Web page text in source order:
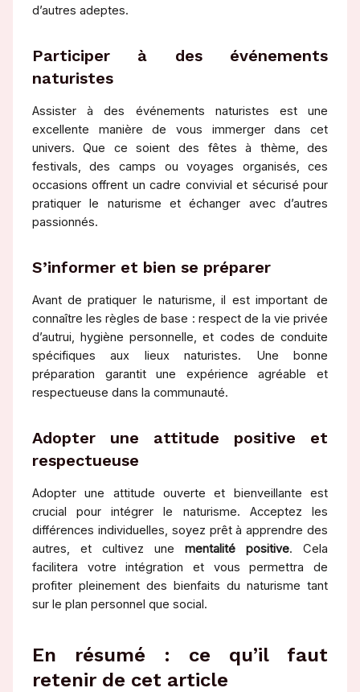
d’autres adeptes.
Participer à des événements
naturistes
Assister à des événements naturistes est une
excellente manière de vous immerger dans cet
univers. Que ce soient des fêtes à thème, des
festivals, des camps ou voyages organisés, ces
occasions offrent un cadre convivial et sécurisé pour
pratiquer le naturisme et échanger avec d’autres
passionnés.
S’informer et bien se préparer
Avant de pratiquer le naturisme, il est important de
connaître les règles de base : respect de la vie privée
d’autrui, hygiène personnelle, et codes de conduite
spécifiques aux lieux naturistes. Une bonne
préparation garantit une expérience agréable et
respectueuse dans la communauté.
Adopter une attitude positive et
respectueuse
Adopter une attitude ouverte et bienveillante est
crucial pour intégrer le naturisme. Acceptez les
différences individuelles, soyez prêt à apprendre des
autres, et cultivez unementalité positive. Cela
facilitera votre intégration et vous permettra de
profiter pleinement des bienfaits du naturisme tant
sur le plan personnel que social.
En résumé : ce qu’il faut
retenir de cet article